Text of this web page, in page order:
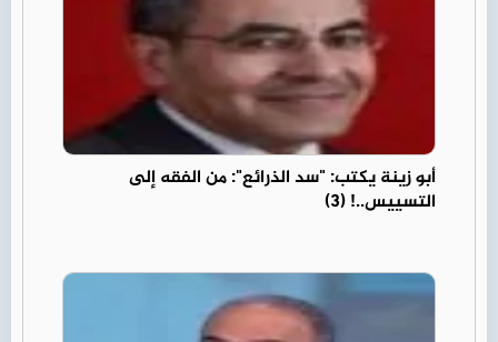
أبو زينة يكتب: "سد الذرائع": من الفقه إلى
التسييس..! (3)